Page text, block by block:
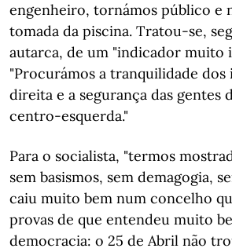
engenheiro, tornámos público e
tomada da piscina. Tratou-se,
autarca, de um "indicador muito
"Procurámos a tranquilidade dos
direita e a segurança das gentes
centro-esquerda."
Para o socialista, "termos
sem basismos, sem demagogia,
caiu muito bem num concelho
provas de que entendeu muito
democracia: o 25 de Abril não